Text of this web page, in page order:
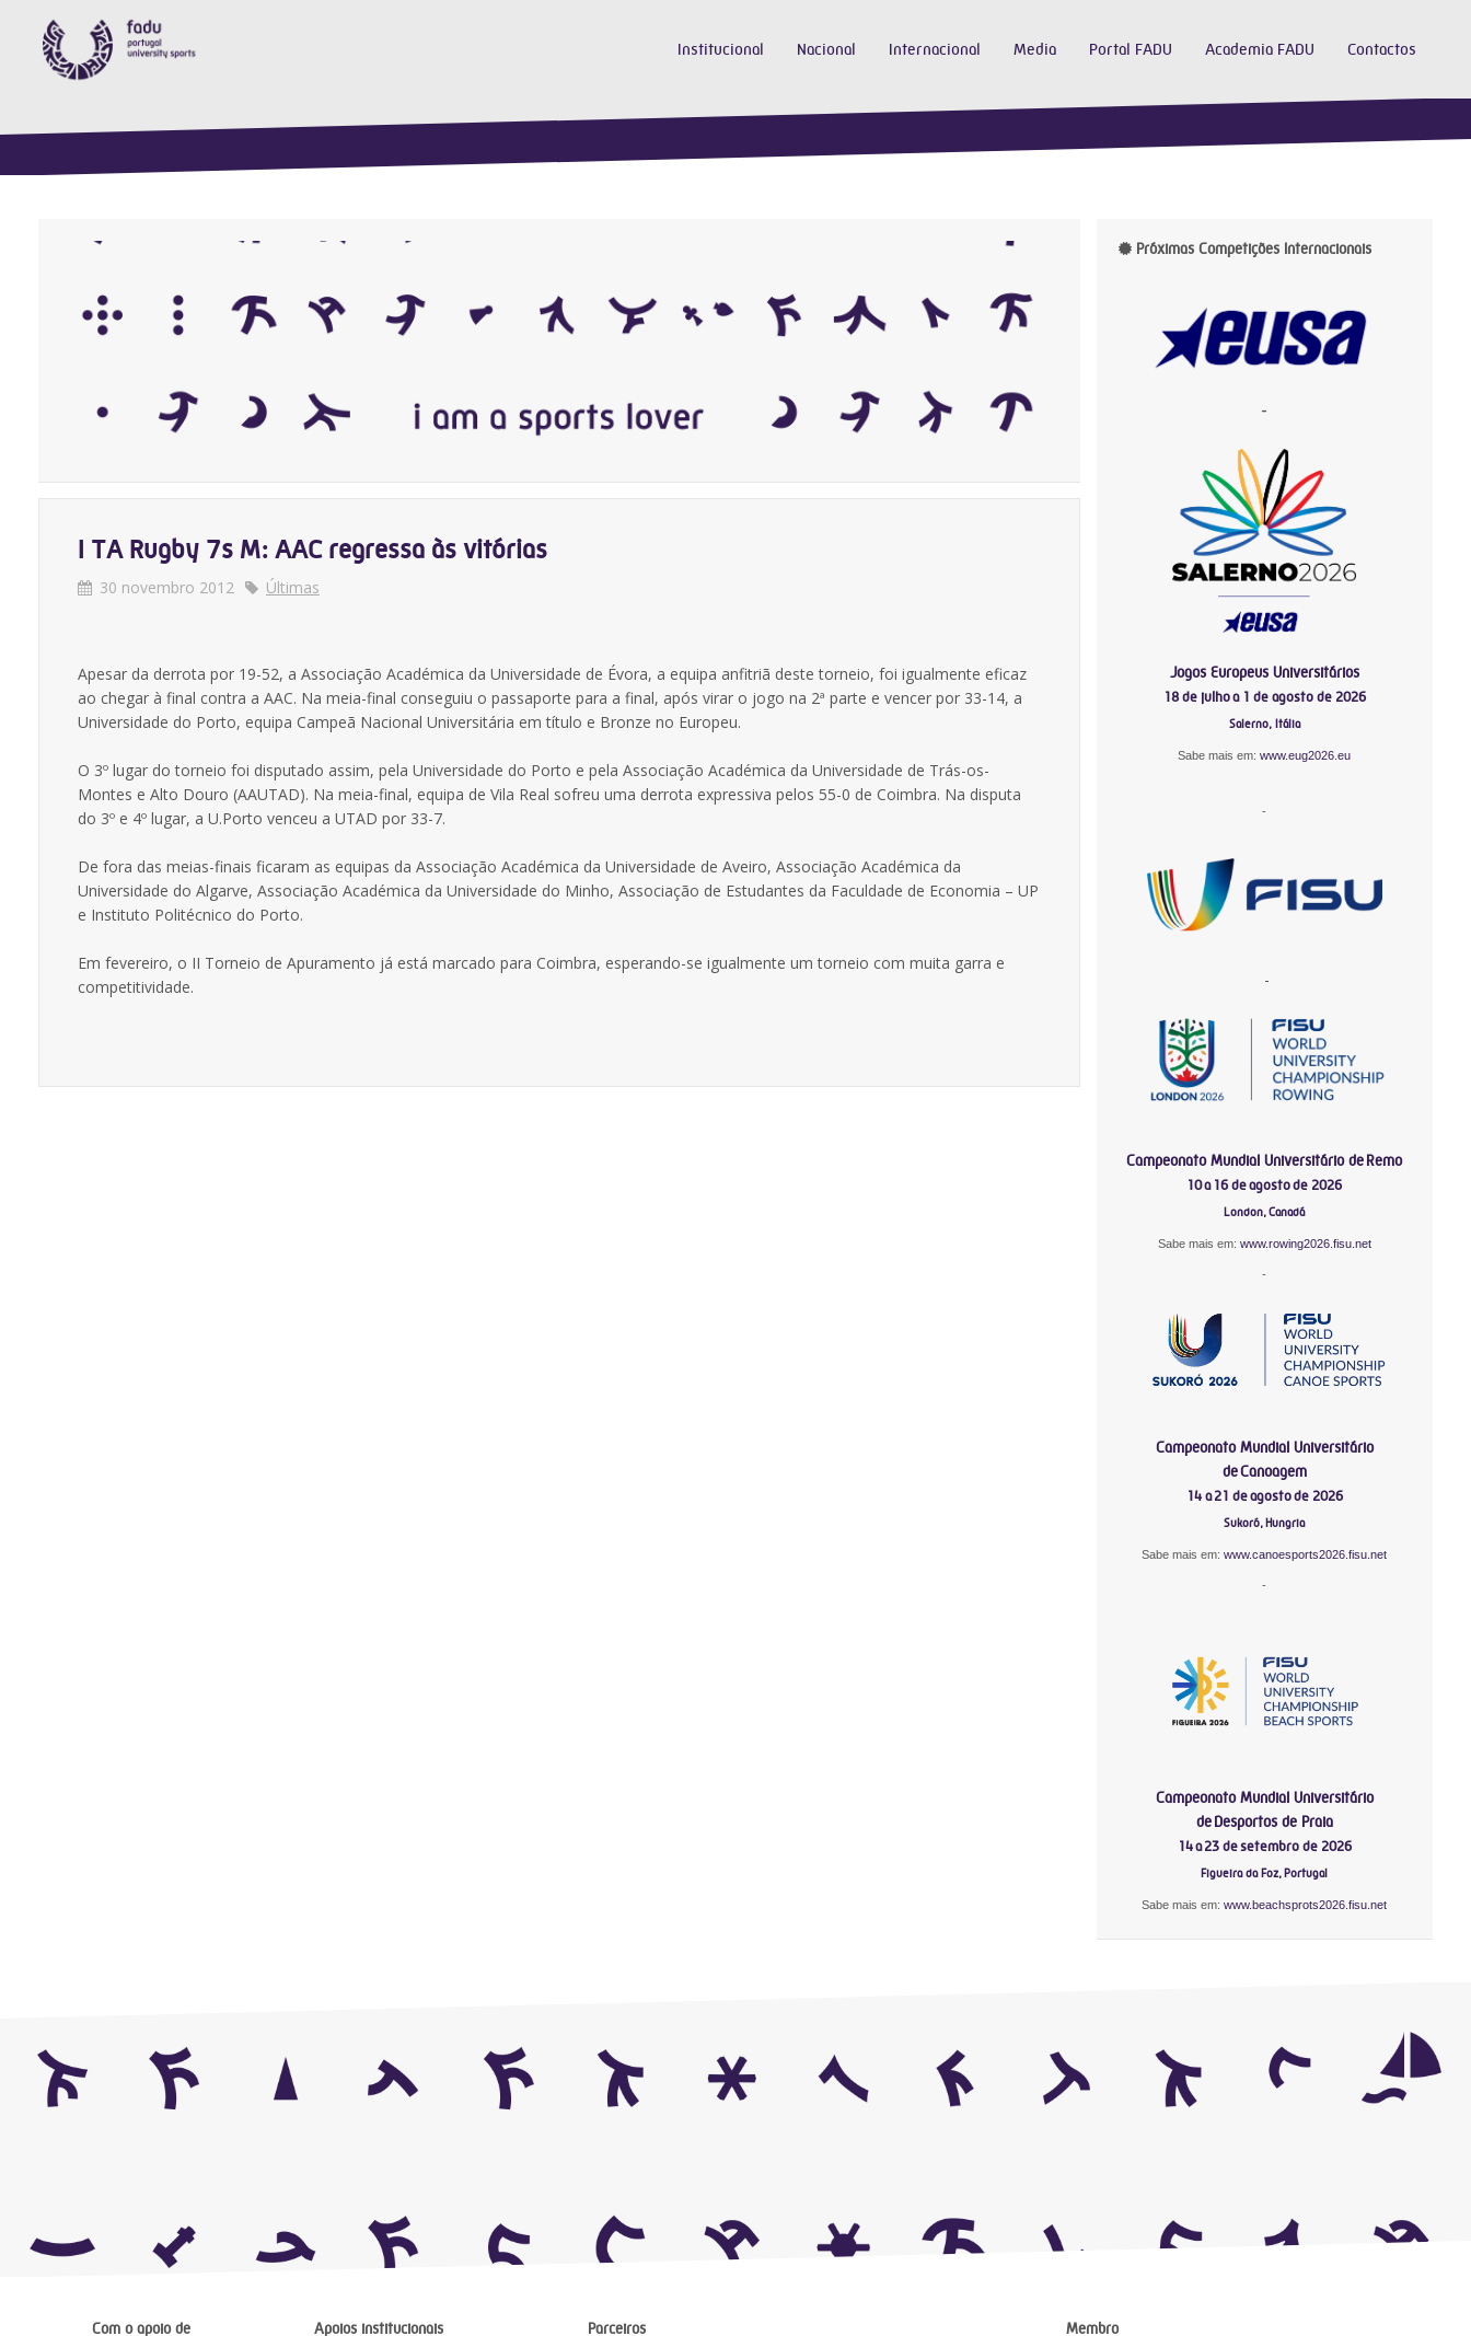
Institucional Nacional Internacional Media Portal FADU Academia FADU Contactos
I TA Rugby 7s M: AAC regressa às vitórias
30 novembro 2012 Últimas
Apesar da derrota por 19-52, a Associação Académica da Universidade de Évora, a equipa anfitriã deste torneio, foi igualmente eficaz
ao chegar à final contra a AAC. Na meia-final conseguiu o passaporte para a final, após virar o jogo na 2ª parte e vencer por 33-14, a
Universidade do Porto, equipa Campeã Nacional Universitária em título e Bronze no Europeu.
O 3º lugar do torneio foi disputado assim, pela Universidade do Porto e pela Associação Académica da Universidade de Trás-os-
Montes e Alto Douro (AAUTAD). Na meia-final, equipa de Vila Real sofreu uma derrota expressiva pelos 55-0 de Coimbra. Na disputa
do 3º e 4º lugar, a U.Porto venceu a UTAD por 33-7.
De fora das meias-finais ficaram as equipas da Associação Académica da Universidade de Aveiro, Associação Académica da
Universidade do Algarve, Associação Académica da Universidade do Minho, Associação de Estudantes da Faculdade de Economia – UP
e Instituto Politécnico do Porto.
Em fevereiro, o II Torneio de Apuramento já está marcado para Coimbra, esperando-se igualmente um torneio com muita garra e
competitividade.
Próximas Competições Internacionais
-
Jogos Europeus Universitários
18 de julho a 1 de agosto de 2026
Salerno, Itália
Sabe mais em:www.eug2026.eu
-
-
Campeonato Mundial Universitário de Remo
10 a 16 de agosto de 2026
London, Canadá
Sabe mais em: www.rowing2026.fisu.net
-
Campeonato Mundial Universitário
de Canoagem
14 a 21 de agosto de 2026
Sukoró, Hungria
Sabe mais em:www.canoesports2026.fisu.net
-
Campeonato Mundial Universitário
de Desportos de Praia
14 a 23 de setembro de 2026
Figueira da Foz, Portugal
Sabe mais em:www.beachsprots2026.fisu.net
Com o apoio de Apoios institucionais Parceiros Membro